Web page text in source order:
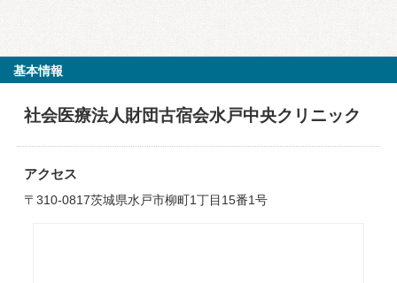
基本情報
社会医療法人財団古宿会水戸中央クリニック
アクセス
〒310-0817茨城県水戸市柳町1丁目15番1号